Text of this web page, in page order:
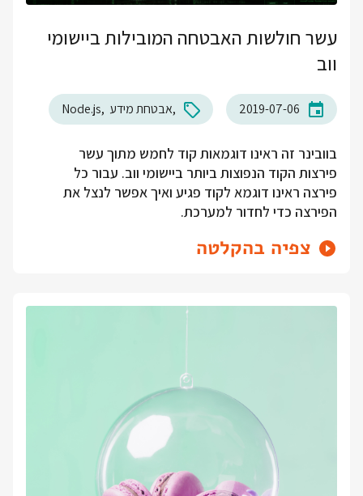
עשר חולשות האבטחה המובילות ביישומי
ווב
2019-07-06 אבטחת מידע Node.js
בוובינר זה ראינו דוגמאות קוד לחמש מתוך עשר
פירצות הקוד הנפוצות ביותר ביישומי ווב. עבור כל
פירצה ראינו דוגמא לקוד פגיע ואיך אפשר לנצל את
הפירצה כדי לחדור למערכת.
צפיה בהקלטה